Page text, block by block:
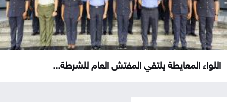
اللواء المعايطة يلتقي المفتش العام للشرطة...